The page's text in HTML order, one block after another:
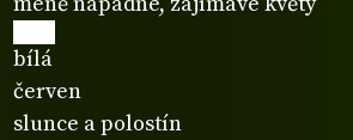
bílá
červen
slunce a polostín